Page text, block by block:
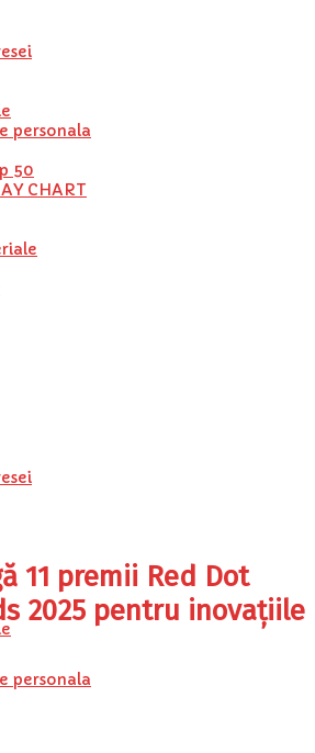
personala
personala
50
CHART
11 premii Red Dot
2025 pentru inovațiile